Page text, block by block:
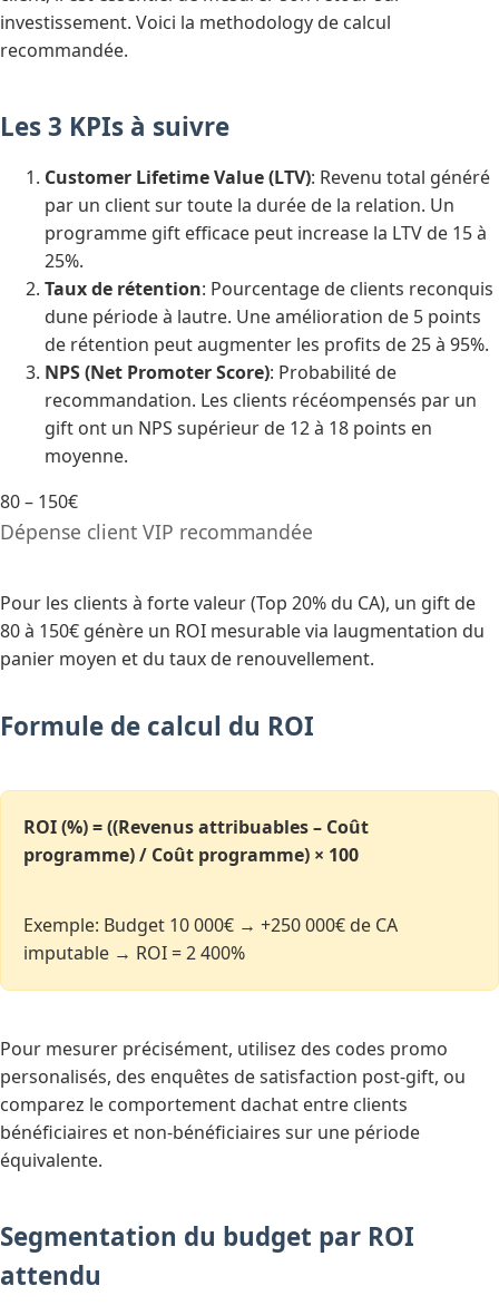
investissement. Voici la methodology de calcul
recommandée.
Les 3 KPIs à suivre
Customer Lifetime Value (LTV): Revenu total généré
par un client sur toute la durée de la relation. Un
programme gift efficace peut increase la LTV de 15 à
25%.
Taux de rétention: Pourcentage de clients reconquis
dune période à lautre. Une amélioration de 5 points
de rétention peut augmenter les profits de 25 à 95%.
NPS (Net Promoter Score): Probabilité de
recommandation. Les clients récéompensés par un
gift ont un NPS supérieur de 12 à 18 points en
moyenne.
80 – 150€
Dépense client VIP recommandée
Pour les clients à forte valeur (Top 20% du CA), un gift de
80 à 150€ génère un ROI mesurable via laugmentation du
panier moyen et du taux de renouvellement.
Formule de calcul du ROI
ROI (%) = ((Revenus attribuables – Coût
programme) / Coût programme) × 100
Exemple: Budget 10 000€ → +250 000€ de CA
imputable → ROI = 2 400%
Pour mesurer précisément, utilisez des codes promo
personalisés, des enquêtes de satisfaction post-gift, ou
comparez le comportement dachat entre clients
bénéficiaires et non-bénéficiaires sur une période
équivalente.
Segmentation du budget par ROI
attendu